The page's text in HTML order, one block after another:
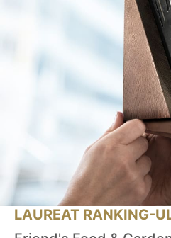
LAUREAT RANKING-